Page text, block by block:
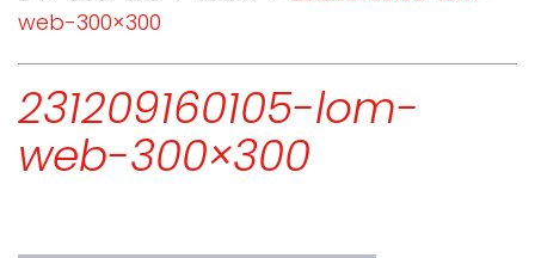
web-300×300
231209160105-lom-
web-300×300